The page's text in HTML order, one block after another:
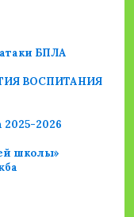
БПЛА
ВОСПИТАНИЯ
2026
школы»